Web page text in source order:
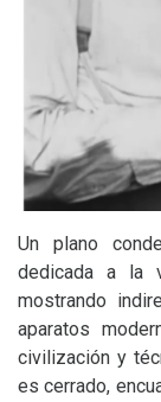
Un plano
dedicada a la
mostrando
aparatos
civilización y
es cerrado,